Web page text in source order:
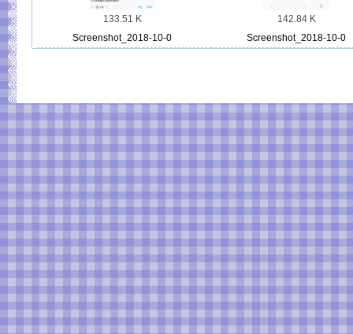
133.51 K
Screenshot_2018-10-0
142.84 K
Screenshot_2018-10-0